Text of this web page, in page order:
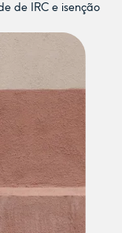
de IRC e isenção